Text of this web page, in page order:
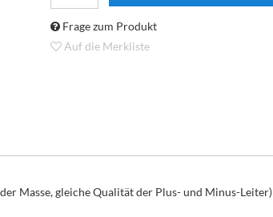
Frage zum Produkt
Auf die Merkliste
Masse, gleiche Qualität der Plus- und Minus-Leiter)